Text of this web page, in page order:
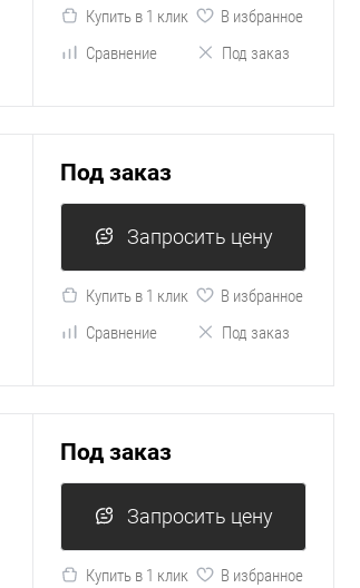
Купить в 1 клик
В избранное
Сравнение
Под заказ
Под заказ
Запросить цену
Купить в 1 клик
В избранное
Сравнение
Под заказ
Под заказ
Запросить цену
Купить в 1 клик
В избранное